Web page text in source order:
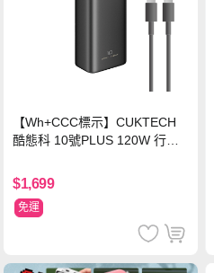
【Wh+CCC標示】CUKTECH
酷態科 10號PLUS 120W 行動
色
$1,699
免運